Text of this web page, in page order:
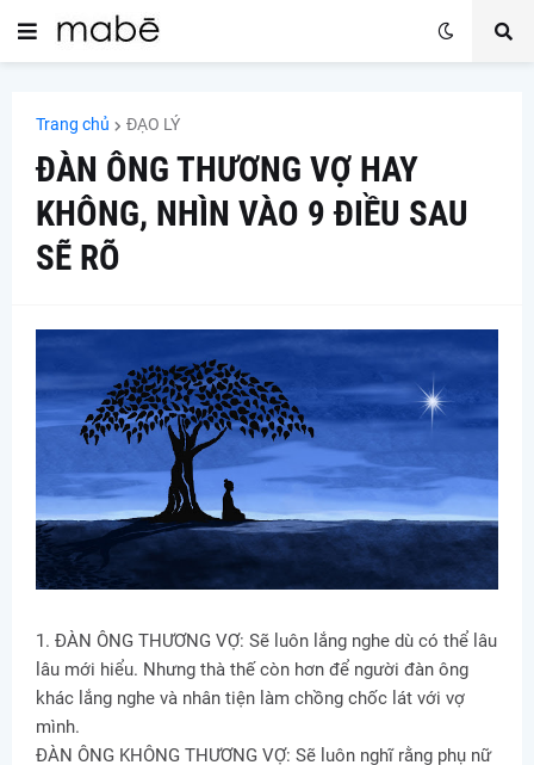
Trang chủ ĐẠO LÝ
ĐÀN ÔNG THƯƠNG VỢ HAY
KHÔNG, NHÌN VÀO 9 ĐIỀU SAU
SẼ RÕ
1. ĐÀN ÔNG THƯƠNG VỢ: Sẽ luôn lắng nghe dù có thể lâu
lâu mới hiểu. Nhưng thà thế còn hơn để người đàn ông
khác lắng nghe và nhân tiện làm chồng chốc lát với vợ
mình.
ĐÀN ÔNG KHÔNG THƯƠNG VỢ: Sẽ luôn nghĩ rằng phụ nữ